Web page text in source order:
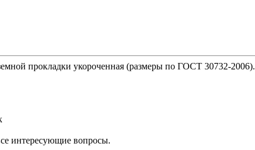
прокладки укороченная (размеры по ГОСТ 30732-2006).
интересующие вопросы.